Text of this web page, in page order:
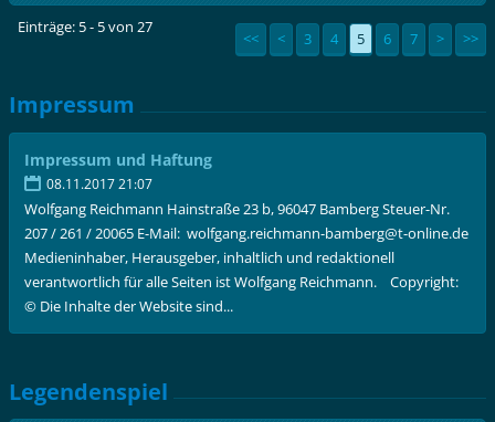
Einträge: 5 - 5 von 27
<< < 3 4 5 6 7 > >>
Impressum
Impressum und Haftung
08.11.2017 21:07
Wolfgang Reichmann Hainstraße 23 b, 96047 Bamberg Steuer-Nr.
207 / 261 / 20065 E-Mail: wolfgang.reichmann-bamberg@t-online.de
Medieninhaber, Herausgeber, inhaltlich und redaktionell
verantwortlich für alle Seiten ist Wolfgang Reichmann. Copyright:
© Die Inhalte der Website sind...
Legendenspiel